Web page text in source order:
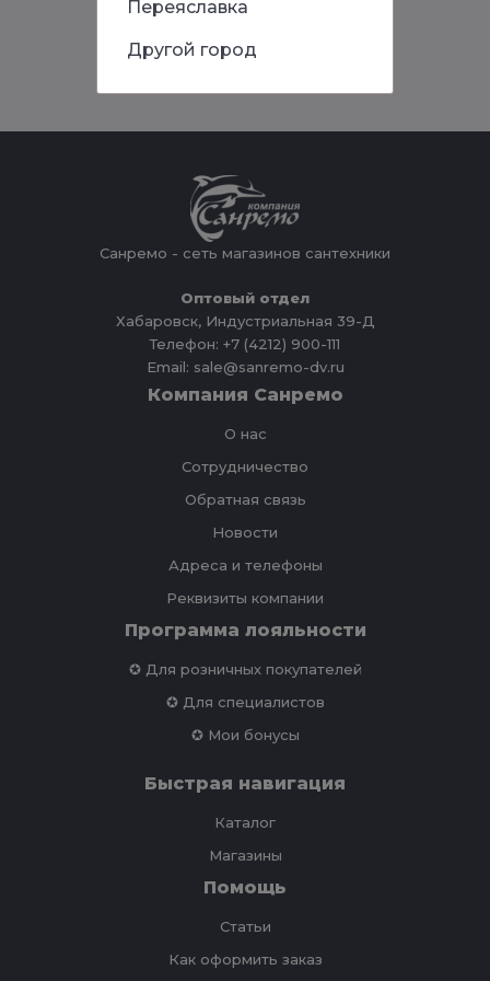
Санремо - сеть магазинов сантехники
Оптовый отдел
Хабаровск, Индустриальная 39-Д
Телефон: +7 (4212) 900-111
Email: sale@sanremo-dv.ru
Компания Санремо
О нас
Сотрудничество
Обратная связь
Новости
Адреса и телефоны
Реквизиты компании
Программа лояльности
✪ Для розничных покупателей
✪ Для специалистов
✪ Мои бонусы
Быстрая навигация
Каталог
Магазины
Помощь
Статьи
Как оформить заказ
Переяславка
Другой город